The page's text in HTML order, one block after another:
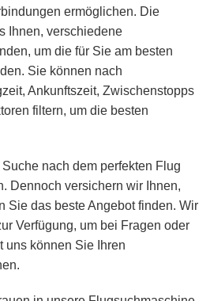
ermöglichen. Die
Ihnen, verschiedene
um die für Sie am besten
Sie können nach
Ankunftszeit, Zwischenstopps
filtern, um die besten
nach dem perfekten Flug
Dennoch versichern wir Ihnen,
Sie das beste Angebot finden. Wir
Verfügung, um bei Fragen oder
uns können Sie Ihren